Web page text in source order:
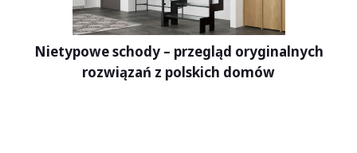
Nietypowe schody – przegląd oryginalnych
rozwiązań z polskich domów